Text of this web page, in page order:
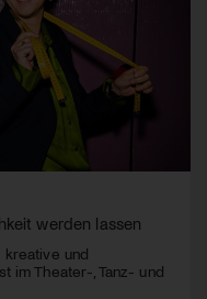
werden lassen
kreative und
im Theater-, Tanz- und